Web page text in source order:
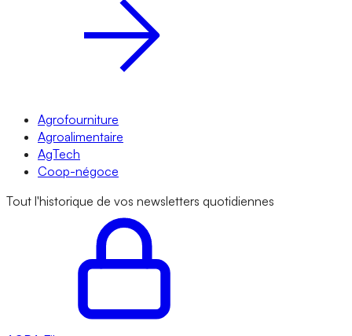
Agrofourniture
Agroalimentaire
AgTech
Coop-négoce
Tout l'historique de vos newsletters quotidiennes